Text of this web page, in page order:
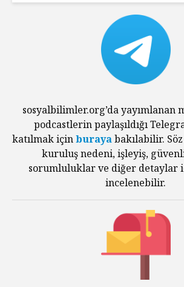
sosyalbilimler.org’da yayımlanan
podcastlerin paylaşıldığı
katılmak içinburayabakılabilir.
kuruluş nedeni, işleyiş,
sorumluluklar ve diğer detaylar
incelenebilir.